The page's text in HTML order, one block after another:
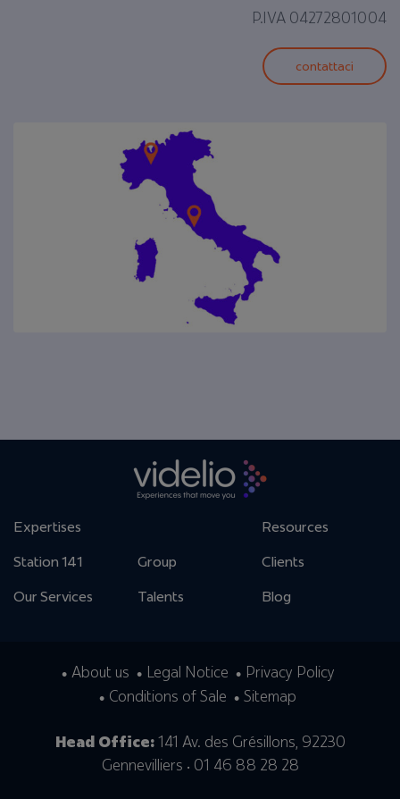
P.IVA 04272801004
contattaci
Expertises
Station 141
Our Services
Group
Talents
Resources
Clients
Blog
About us Legal Notice
Privacy Policy
Conditions of Sale
Sitemap
Head Office:141 Av. des Grésillons, 92230
Gennevilliers • 01 46 88 28 28